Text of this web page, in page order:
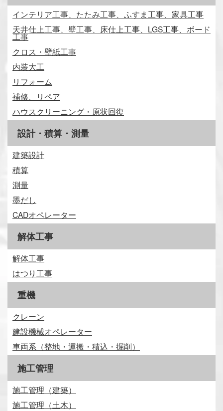
インテリア工事、たたみ工事、ふすま工事、家具工事
天井仕上工事、壁工事、床仕上工事、LGS工事、ボード
工事
クロス・壁紙工事
内装大工
リフォーム
補修、リペア
ハウスクリーニング・原状回復
設計・積算・測量
建築設計
積算
測量
墨だし
CADオペレーター
解体工事
解体工事
はつり工事
重機
クレーン
建設機械オペレーター
車両系（整地・運搬・積込・掘削）
施工管理
施工管理（建築）
施工管理（土木）